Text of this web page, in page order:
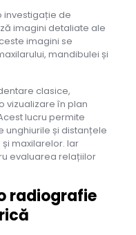
investigație de
imagini detaliate ale
imagini se
mandibulei și
clasice,
vizualizare în plan
lucru permite
unghiurile și distanțele
maxilarelor. Iar
evaluarea relațiilor
radiografie